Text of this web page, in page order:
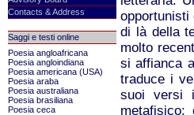
Contacts & Address
Saggi e testi online
Poesia angloafricana
Poesia angloindiana
Poesia americana (USA)
Poesia araba
Poesia australiana
Poesia brasiliana
Poesia ceca
opportunisti
di là della
molto
si affianca
traduce i
suoi versi
metafisico;